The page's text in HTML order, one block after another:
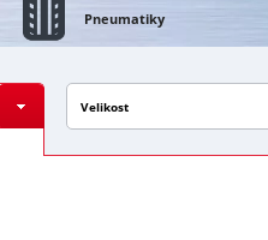
Pneumatiky
Velikost